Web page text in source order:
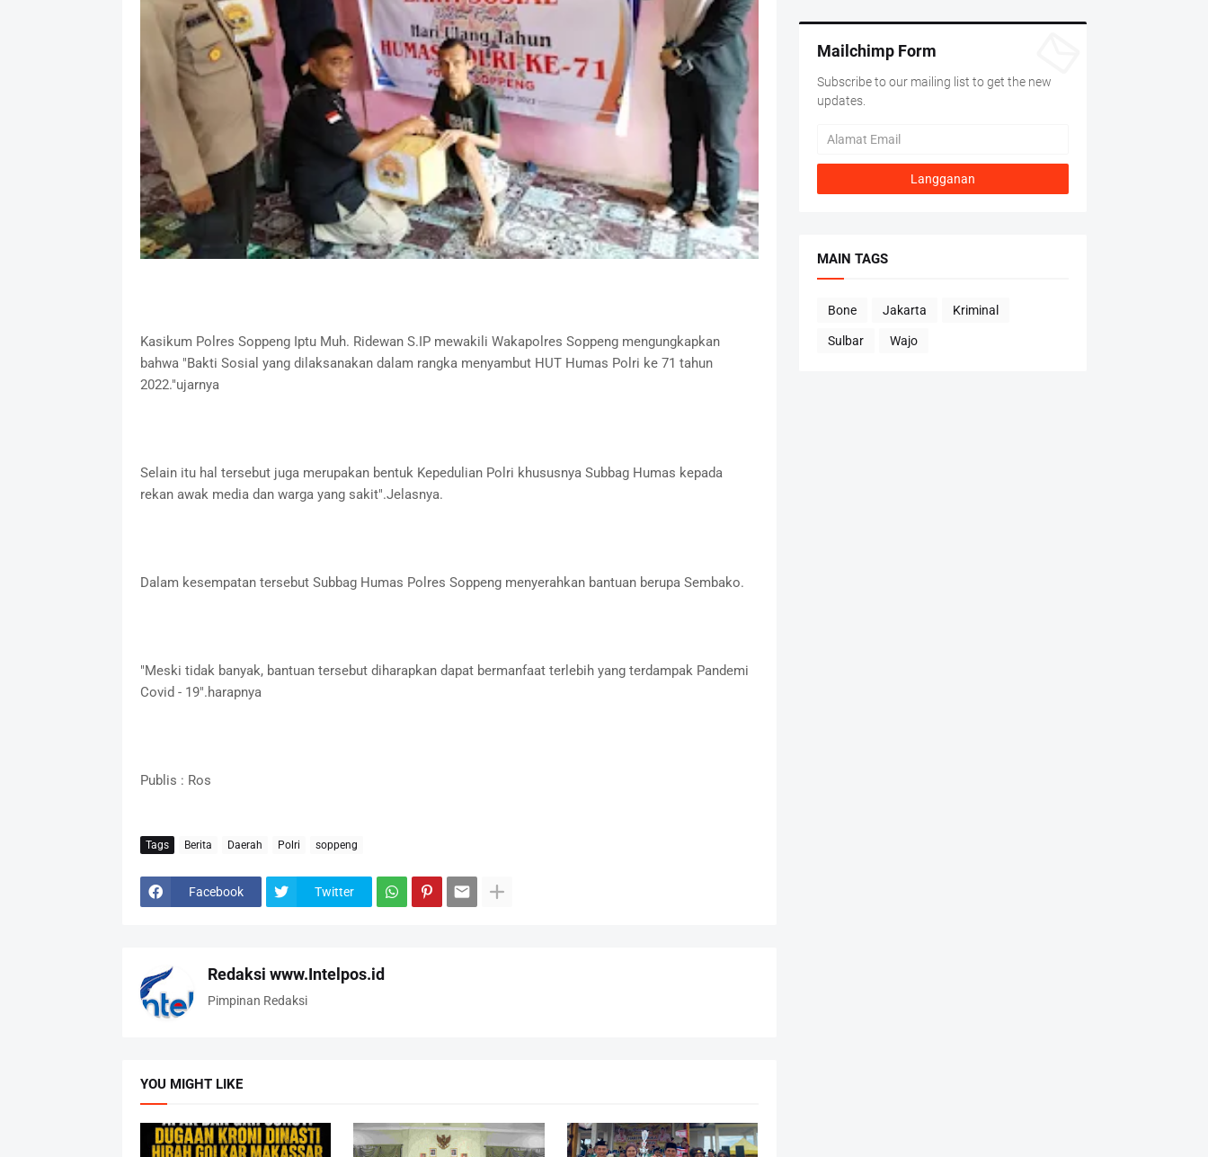
Kasikum Polres Soppeng Iptu Muh. Ridewan S.IP mewakili Wakapolres Soppeng mengungkapkan
bahwa "Bakti Sosial yang dilaksanakan dalam rangka menyambut HUT Humas Polri ke 71 tahun
2022."ujarnya
Selain itu hal tersebut juga merupakan bentuk Kepedulian Polri khususnya Subbag Humas kepada
rekan awak media dan warga yang sakit".Jelasnya.
Dalam kesempatan tersebut Subbag Humas Polres Soppeng menyerahkan bantuan berupa Sembako.
"Meski tidak banyak, bantuan tersebut diharapkan dapat bermanfaat terlebih yang terdampak Pandemi
Covid - 19".harapnya
Publis : Ros
Tags Berita Daerah Polri soppeng
Facebook Twitter
Redaksi www.Intelpos.id
Pimpinan Redaksi
YOU MIGHT LIKE
Mailchimp Form
Subscribe to our mailing list to get the new
updates.
MAIN TAGS
Bone Jakarta Kriminal
Sulbar Wajo